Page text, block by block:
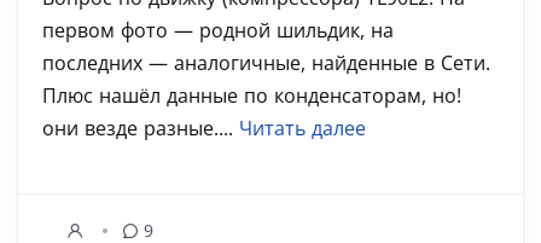
первом фото — родной шильдик, на
последних — аналогичные, найденные в Сети.
Плюс нашёл данные по конденсаторам, но!
они везде разные.... Читать далее
9